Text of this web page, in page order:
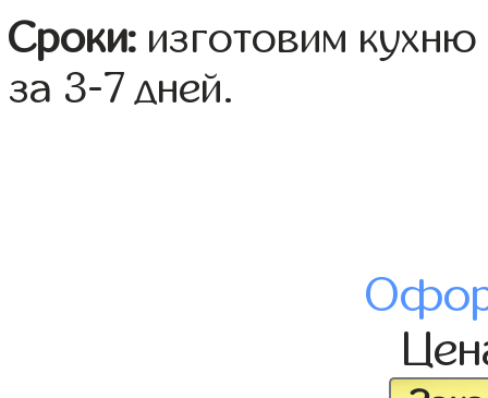
Сроки: изготовим
за 3-7 дней.